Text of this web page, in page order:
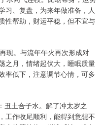
习、复盘，为来年做准备，人
性帮助，财运平稳，但不宜与
现。与流年午火再次形成对
之月，情绪起伏大，睡眠质量
率低下，注意调节心情，可多
丑土合子水。解了冲太岁之
工作收尾顺利，能得到意想不